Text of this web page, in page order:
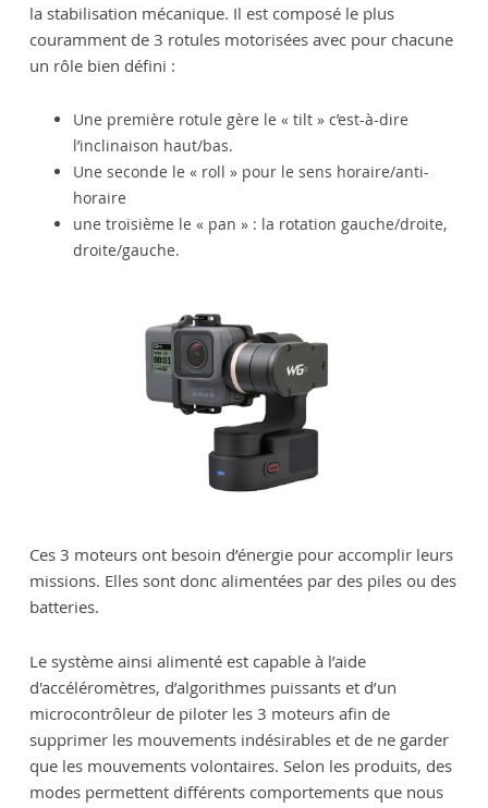
la stabilisation mécanique. Il est composé le plus
couramment de 3 rotules motorisées avec pour chacune
un rôle bien défini :
Une première rotule gère le « tilt » c’est-à-dire
l’inclinaison haut/bas.
Une seconde le « roll » pour le sens horaire/anti-
horaire
une troisième le « pan » : la rotation gauche/droite,
droite/gauche.
Ces 3 moteurs ont besoin d’énergie pour accomplir leurs
missions. Elles sont donc alimentées par des piles ou des
batteries.
Le système ainsi alimenté est capable à l’aide
d'accéléromètres, d’algorithmes puissants et d’un
microcontrôleur de piloter les 3 moteurs afin de
supprimer les mouvements indésirables et de ne garder
que les mouvements volontaires. Selon les produits, des
modes permettent différents comportements que nous